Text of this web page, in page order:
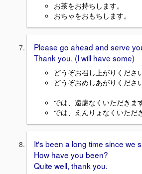
お茶をお持ちします。
おちゃをおもちします。
Please go ahead and serve
Thank you. (I will have some)
どうぞお召し上がりください
どうぞおめしあがりください
では、遠慮なくいただきます
では、えんりょなくいただ
It's been a long time since we
How have you been?
Quite well, thank you.